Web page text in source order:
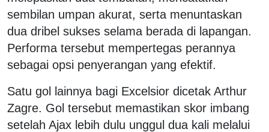
sembilan umpan akurat, serta menuntaskan
dua dribel sukses selama berada di lapangan.
Performa tersebut mempertegas perannya
sebagai opsi penyerangan yang efektif.
Satu gol lainnya bagi Excelsior dicetak Arthur
Zagre. Gol tersebut memastikan skor imbang
setelah Ajax lebih dulu unggul dua kali melalui